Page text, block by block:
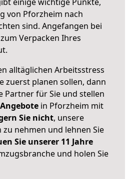
von Pforzheim nach
sind. Angefangen bei
Verpacken Ihres
alltäglichen Arbeitsstress
zuerst planen sollen, dann
Partner für Sie und stellen
in Pforzheim mit
Sie nicht, unsere
nehmen und lehnen Sie
Sie unserer 11 Jahre
und holen Sie